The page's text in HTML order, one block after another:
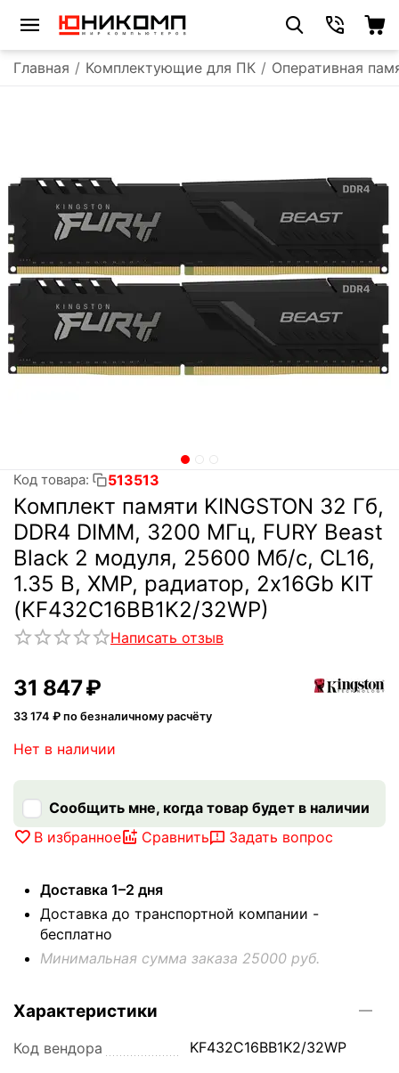
Главная / Комплектующие для ПК / Оперативная
Код товара: 513513
Комплект памяти KINGSTON 32 Гб,
DDR4 DIMM, 3200 МГц, FURY Beast
Black 2 модуля, 25600 Мб/с, CL16,
1.35 В, XMP, радиатор, 2x16Gb KIT
(KF432C16BB1K2/32WP)
Написать отзыв
31 847₽
33 174 ₽ по безналичному расчёту
Нет в наличии
Сообщить мне, когда товар будет в наличии
В избранное
Сравнить Задать вопрос
Доставка 1–2 дня
Доставка до транспортной компании -
бесплатно
Минимальная сумма заказа 25000 руб.
Характеристики
Код вендора KF432C16BB1K2/32WP